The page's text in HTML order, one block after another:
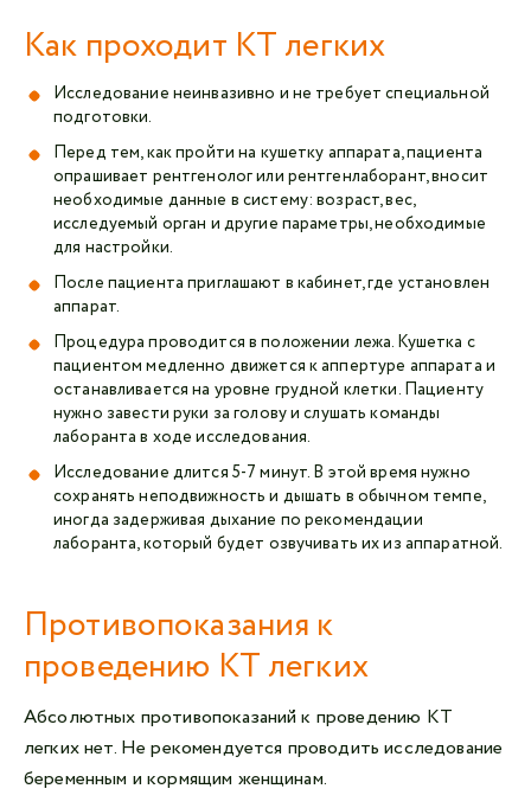
Как проходит КТ легких
Исследование неинвазивно и не требует специальной
подготовки.
Перед тем, как пройти на кушетку аппарата, пациента
опрашивает рентгенолог или рентгенлаборант, вносит
необходимые данные в систему: возраст, вес,
исследуемый орган и другие параметры, необходимые
для настройки.
После пациента приглашают в кабинет, где установлен
аппарат.
Процедура проводится в положении лежа. Кушетка с
пациентом медленно движется к аппертуре аппарата и
останавливается на уровне грудной клетки. Пациенту
нужно завести руки за голову и слушать команды
лаборанта в ходе исследования.
Исследование длится 5-7 минут. В этой время нужно
сохранять неподвижность и дышать в обычном темпе,
иногда задерживая дыхание по рекомендации
лаборанта, который будет озвучивать их из аппаратной.
Противопоказания к
проведению КТ легких
Абсолютных противопоказаний к проведению КТ
легких нет. Не рекомендуется проводить исследование
беременным и кормящим женщинам.